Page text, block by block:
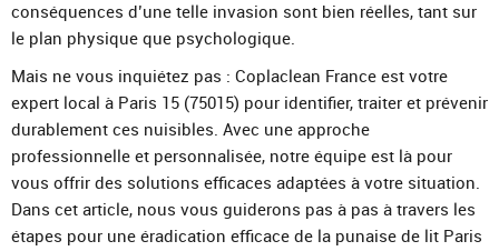
conséquences d’une telle invasion sont bien réelles, tant sur
le plan physique que psychologique.
Mais ne vous inquiétez pas : Coplaclean France est votre
expert local à Paris 15 (75015) pour identifier, traiter et prévenir
durablement ces nuisibles. Avec une approche
professionnelle et personnalisée, notre équipe est là pour
vous offrir des solutions efficaces adaptées à votre situation.
Dans cet article, nous vous guiderons pas à pas à travers les
étapes pour une éradication efficace de la punaise de lit Paris